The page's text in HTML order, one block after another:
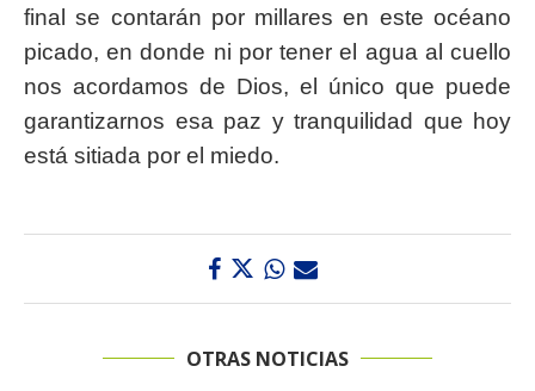
final se contarán por millares en este océano
picado, en donde ni por tener el agua al cuello
nos acordamos de Dios, el único que puede
garantizarnos esa paz y tranquilidad que hoy
está sitiada por el miedo.
OTRAS NOTICIAS